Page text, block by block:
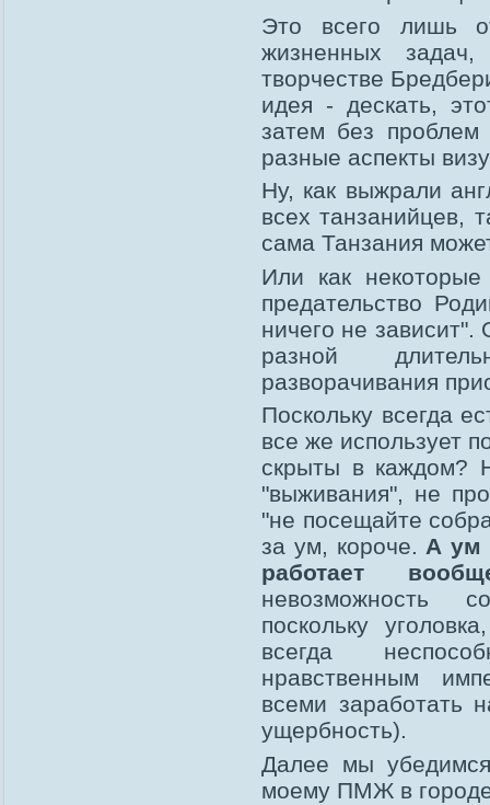
Это всего лишь
жизненных
творчестве
идея - дескать,
затем без
разные аспекты
Ну, как выжрали
всех танзанийцев,
сама Танзания
Или как
предательство
ничего не зависит".
разной
разворачивания
Поскольку всегда
все же использует
скрыты в каждом?
"выживания", не
"не посещайте
за ум, короче. А ум
работает
невозможность
поскольку
всегда
нравственным
всеми заработать
ущербность).
Далее мы
моему ПМЖ в городе